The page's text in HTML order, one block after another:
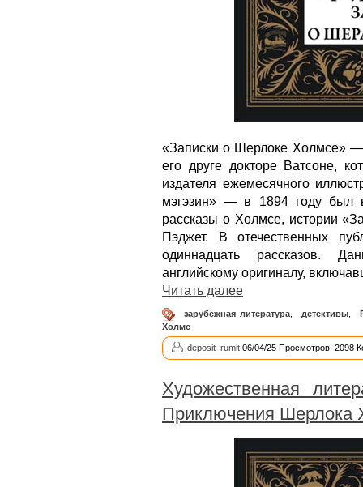
«Записки о Шерлоке Холмсе» —
его друге докторе Ватсоне,
издателя ежемесячного
мэгэзин» — в 1894 году был
рассказы о Холмсе, истории
Пэджет. В отечественных
одиннадцать рассказов.
английскому оригиналу,
Читать далее
зарубежная литература детективы
Холмс
deposit_rumit 06/04/25 Просмотров: 2098
Художественная
Приключения Шерлока